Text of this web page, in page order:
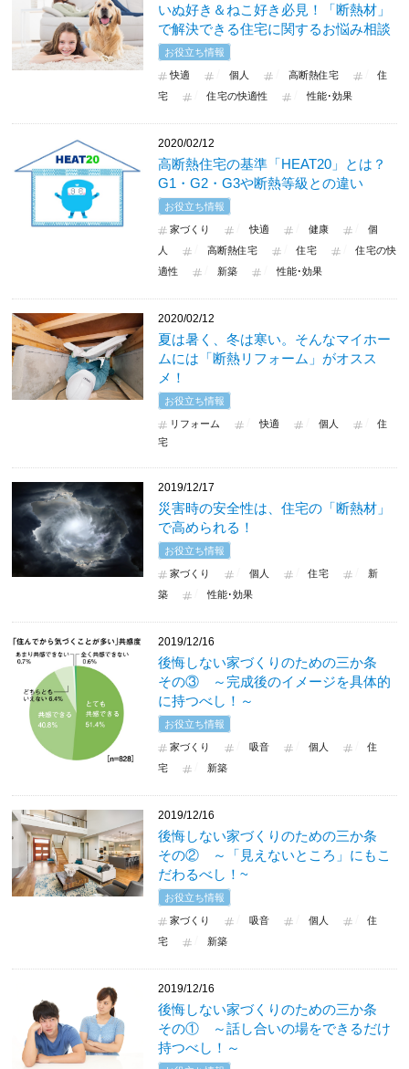
いぬ好き＆ねこ好き必見！「断熱材」
で解決できる住宅に関するお悩み相談
お役立ち情報
快適 個人 高断熱住宅
住
宅
住宅の快適性 性能･効果
2020/02/12
高断熱住宅の基準「HEAT20」とは？
G1・G2・G3や断熱等級との違い
お役立ち情報
家づくり 快適 健康
個
人
高断熱住宅 住宅
住宅の快
適性
新築 性能･効果
2020/02/12
夏は暑く、冬は寒い。そんなマイホー
ムには「断熱リフォーム」がオスス
メ！
お役立ち情報
リフォーム 快適 個人
住
宅
2019/12/17
災害時の安全性は、住宅の「断熱材」
で高められる！
お役立ち情報
家づくり 個人 住宅
新
築
性能･効果
2019/12/16
後悔しない家づくりのための三か条
その③ ～完成後のイメージを具体的
に持つべし！～
お役立ち情報
家づくり 吸音 個人
住
宅
新築
2019/12/16
後悔しない家づくりのための三か条
その② ～「見えないところ」にもこ
だわるべし！~
お役立ち情報
家づくり 吸音 個人
住
宅
新築
2019/12/16
後悔しない家づくりのための三か条
その① ～話し合いの場をできるだけ
持つべし！～